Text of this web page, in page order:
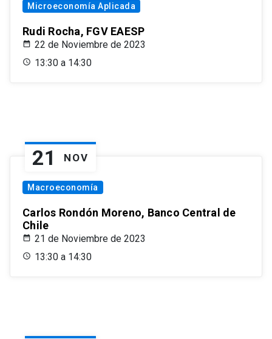
Microeconomía Aplicada
Rudi Rocha, FGV EAESP
22 de Noviembre de 2023
13:30 a 14:30
21 NOV
Macroeconomía
Carlos Rondón Moreno, Banco Central de
Chile
21 de Noviembre de 2023
13:30 a 14:30